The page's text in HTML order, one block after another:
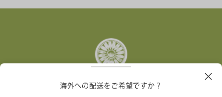
Facebook
海外への配送をご希望ですか？